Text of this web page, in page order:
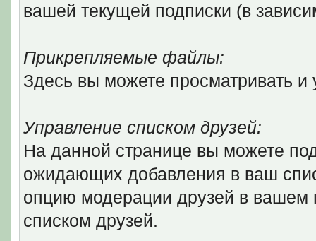
вашей текущей подписки (в
Прикрепляемые файлы:
Здесь вы можете просматривать
Управление списком друзей:
На данной странице вы можете
ожидающих добавления в ваш
опцию модерации друзей в вашем
списком друзей.